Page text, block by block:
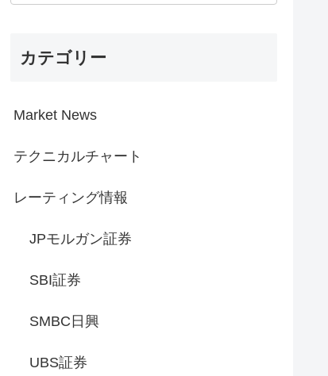
カテゴリー
Market News
テクニカルチャート
レーティング情報
JPモルガン証券
SBI証券
SMBC日興
UBS証券